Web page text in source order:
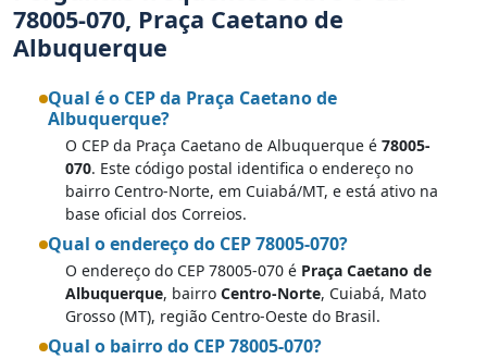
78005-070, Praça Caetano de
Albuquerque
Qual é o CEP da Praça Caetano de
Albuquerque?
O CEP da Praça Caetano de Albuquerque é 78005-
070. Este código postal identifica o endereço no
bairro Centro-Norte, em Cuiabá/MT, e está ativo na
base oficial dos Correios.
Qual o endereço do CEP 78005-070?
O endereço do CEP 78005-070 é Praça Caetano de
Albuquerque, bairro Centro-Norte, Cuiabá, Mato
Grosso (MT), região Centro-Oeste do Brasil.
Qual o bairro do CEP 78005-070?